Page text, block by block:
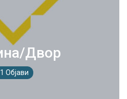
Двор
Објави